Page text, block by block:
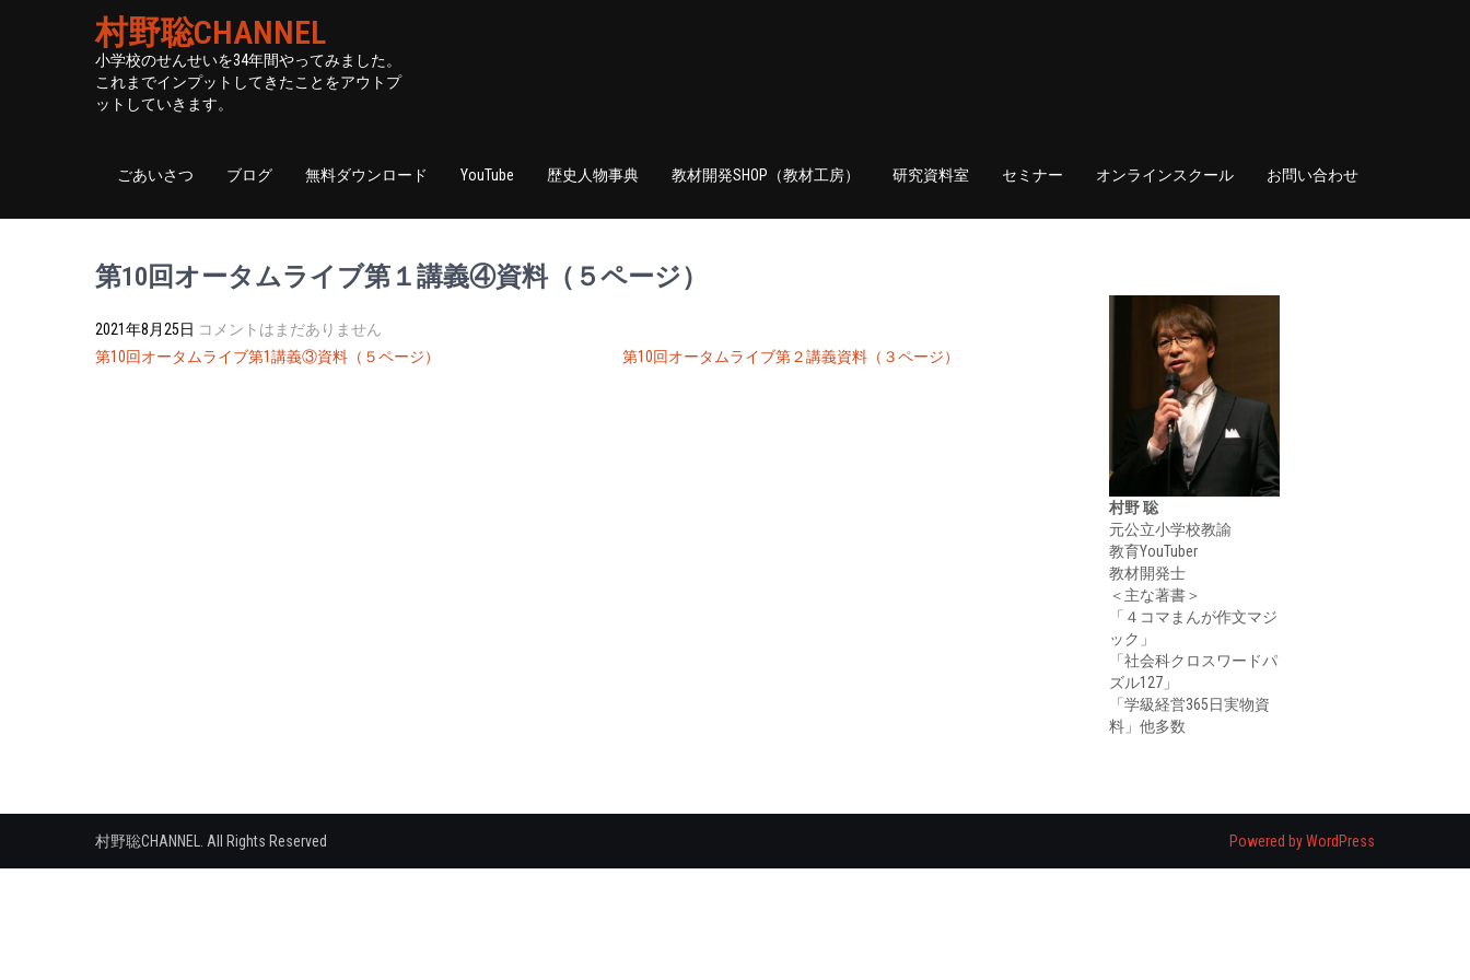
村野聡CHANNEL
小学校のせんせいを34年間やってみました。
これまでインプットしてきたことをアウトプ
ットしていきます。
ごあいさつ ブログ 無料ダウンロード YouTube 歴史人物事典 教材開発SHOP（教材工房） 研究資料室 セミナー オンラインスクール お問い合わせ
第10回オータムライブ第１講義④資料（５ページ）
2021年8月25日 コメントはまだありません
投
第10回オータムライブ第1講義③資料（５ページ） 第10回オータムライブ第２講義資料（３ページ）
村野 聡
元公立小学校教諭
教育YouTuber
教材開発士
＜主な著書＞
「４コマまんが作文マジ
ック」
「社会科クロスワードパ
ズル127」
「学級経営365日実物資
料」他多数
村野聡CHANNEL. All Rights Reserved Powered by WordPress